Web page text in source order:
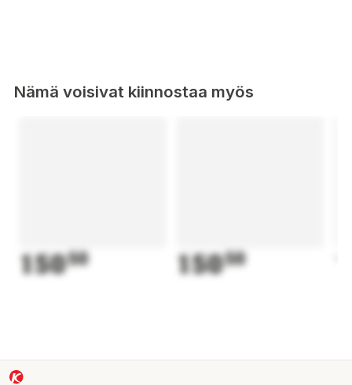
Nämä voisivat kiinnostaa myös
15050 15050